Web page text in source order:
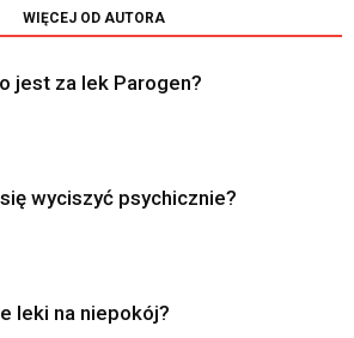
WIĘCEJ OD AUTORA
jest za lek Parogen?
wyciszyć psychicznie?
leki na niepokój?